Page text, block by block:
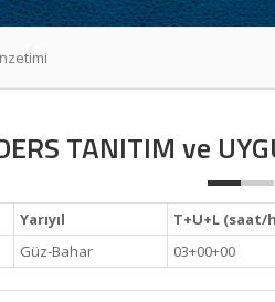
TANITIM ve
Yarıyıl T+U+L
Güz-Bahar 03+00+00